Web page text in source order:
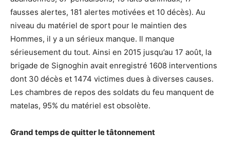
fausses alertes, 181 alertes motivées et 10 décès). Au
niveau du matériel de sport pour le maintien des
Hommes, il y a un sérieux manque. Il manque
sérieusement du tout. Ainsi en 2015 jusqu’au 17 août, la
brigade de Signoghin avait enregistré 1608 interventions
dont 30 décès et 1474 victimes dues à diverses causes.
Les chambres de repos des soldats du feu manquent de
matelas, 95% du matériel est obsolète.
Grand temps de quitter le tâtonnement